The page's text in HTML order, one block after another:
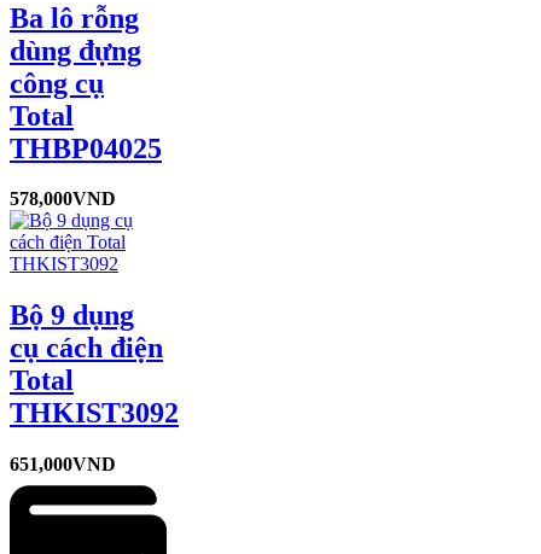
Ba lô rỗng
dùng đựng
công cụ
Total
THBP04025
578,000VND
Bộ 9 dụng
cụ cách điện
Total
THKIST3092
651,000VND